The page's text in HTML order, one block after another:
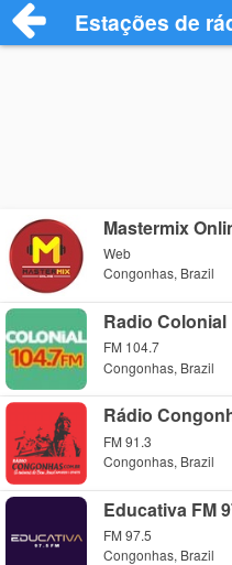
Estações de
Mastermix
Web
Congonhas, Brazil
Radio Colonial
FM 104.7
Congonhas, Brazil
Rádio
FM 91.3
Congonhas, Brazil
Educativa FM
FM 97.5
Congonhas, Brazil